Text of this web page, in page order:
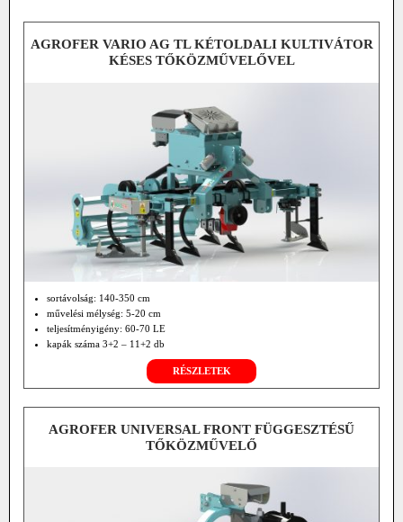
AGROFER VARIO AG TL KÉTOLDALI KULTIVÁTOR
KÉSES TŐKÖZMŰVELŐVEL
sortávolság: 140-350 cm
művelési mélység: 5-20 cm
teljesítményigény: 60-70 LE
kapák száma 3+2 – 11+2 db
RÉSZLETEK
AGROFER UNIVERSAL FRONT FÜGGESZTÉSŰ
TŐKÖZMŰVELŐ